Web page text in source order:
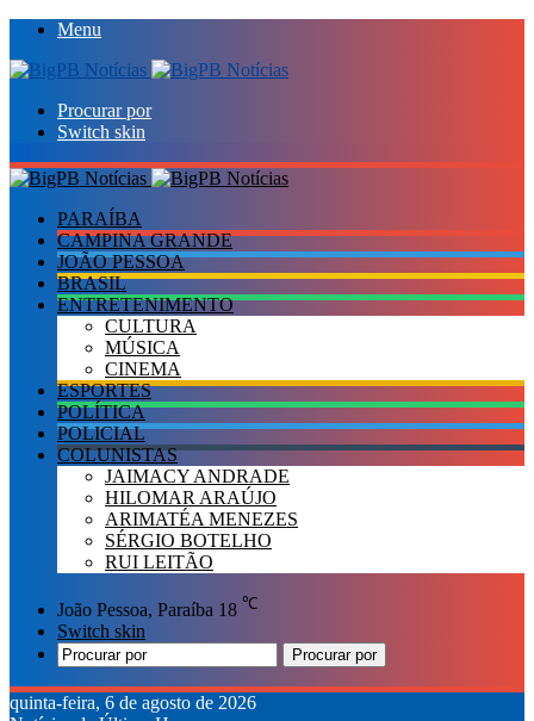
Menu
Procurar por
Switch skin
PARAÍBA
CAMPINA GRANDE
JOÃO PESSOA
BRASIL
ENTRETENIMENTO
CULTURA
MÚSICA
CINEMA
ESPORTES
POLÍTICA
POLICIAL
COLUNISTAS
JAIMACY ANDRADE
HILOMAR ARAÚJO
ARIMATÉA MENEZES
SÉRGIO BOTELHO
RUI LEITÃO
João Pessoa, Paraíba 18 ℃
Switch skin
Procurar por
quinta-feira, 6 de agosto de 2026